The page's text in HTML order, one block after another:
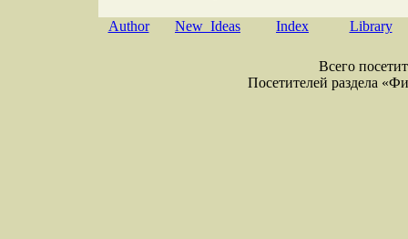
Author New Ideas Index Library
Всего
Посетителей раздела